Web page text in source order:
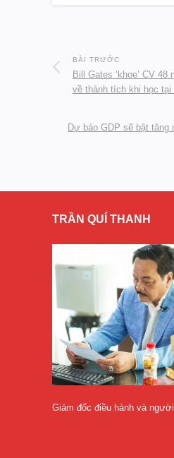
BÀI TRƯỚC
Bill Gates ‘khoe’ CV
về thành tích khi học tại
Dự báo GDP sẽ bật tăng
TRẦN QUÍ THANH
Giám đốc điều hành và